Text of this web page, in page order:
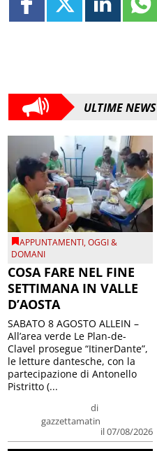
ULTIME NEWS
APPUNTAMENTI,OGGI &
DOMANI
COSA FARE NEL FINE
SETTIMANA IN VALLE
D’AOSTA
di
gazzettamatin
il 07/08/2026
SABATO 8 AGOSTO ALLEIN –
All’area verde Le Plan-de-
Clavel prosegue “ItinerDante”,
le letture dantesche, con la
partecipazione di Antonello
Pistritto (...